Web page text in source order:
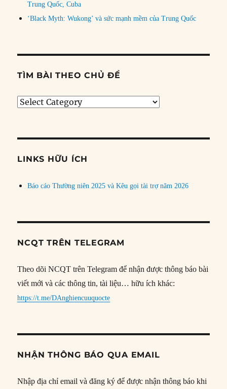
Trung Quốc, Cuba
‘Black Myth: Wukong’ và sức mạnh mềm của Trung Quốc
TÌM BÀI THEO CHỦ ĐỀ
Tìm
đề
LINKS HỮU ÍCH
Báo cáo Thường niên 2025 và Kêu gọi tài trợ năm 2026
NCQT TRÊN TELEGRAM
Theo dõi NCQT trên Telegram để nhận được thông báo bài
viết mới và các thông tin, tài liệu… hữu ích khác:
https://t.me/DAnghiencuuquocte
NHẬN THÔNG BÁO QUA EMAIL
Nhập địa chỉ email và đăng ký để được nhận thông báo khi